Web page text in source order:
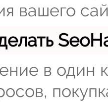
вашего
в один